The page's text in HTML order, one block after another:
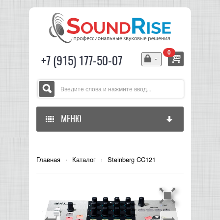
+7 (915) 177-50-07
0
МЕНЮ
Главная › Каталог › Steinberg CC121